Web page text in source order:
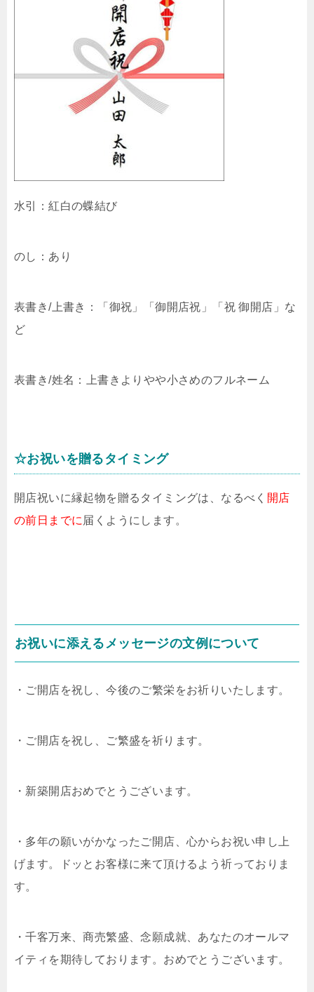
水引：紅白の蝶結び
のし：あり
表書き/上書き：「御祝」「御開店祝」「祝 御開店」な
ど
表書き/姓名：上書きよりやや小さめのフルネーム
☆お祝いを贈るタイミング
開店祝いに縁起物を贈るタイミングは、なるべく 開店
の前日までに 届くようにします。
お祝いに添えるメッセージの文例について
・ご開店を祝し、今後のご繁栄をお祈りいたします。
・ご開店を祝し、ご繁盛を祈ります。
・新築開店おめでとうございます。
・多年の願いがかなったご開店、心からお祝い申し上
げます。ドッとお客様に来て頂けるよう祈っておりま
す。
・千客万来、商売繁盛、念願成就、あなたのオールマ
イティを期待しております。おめでとうございます。